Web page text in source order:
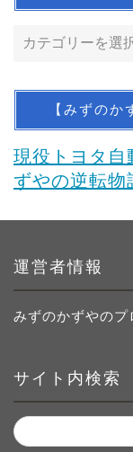
【みずの
現役トヨタ自
ずやの逆転物
運営者情報
みずのかずやのプ
サイト内検索